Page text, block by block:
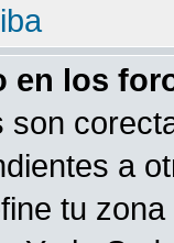
en los
son
a
tu